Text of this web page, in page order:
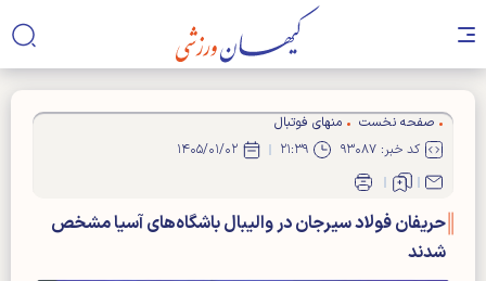
صفحه نخست
منهای فوتبال
کد خبر: ۹۳۰۸۷
۲۱:۳۹ ۱۴۰۵/۰۱/۰۲
حریفان فولاد سیرجان در والیبال باشگاه‌های آسیا مشخص
شدند